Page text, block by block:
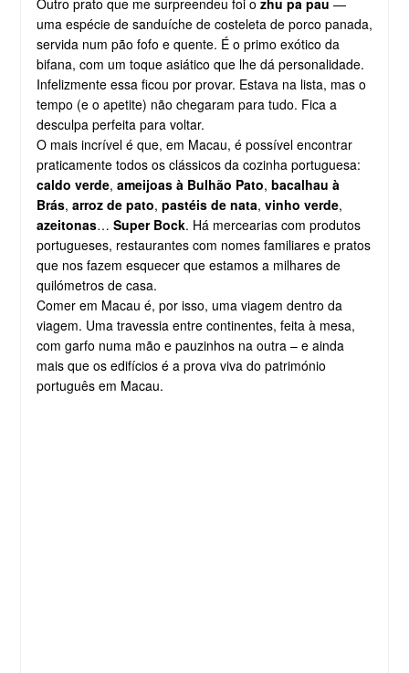
Outro prato que me surpreendeu foi o zhu pa pau —
uma espécie de sanduíche de costeleta de porco panada,
servida num pão fofo e quente. É o primo exótico da
bifana, com um toque asiático que lhe dá personalidade.
Infelizmente essa ficou por provar. Estava na lista, mas o
tempo (e o apetite) não chegaram para tudo. Fica a
desculpa perfeita para voltar.
O mais incrível é que, em Macau, é possível encontrar
praticamente todos os clássicos da cozinha portuguesa:
caldo verde, ameijoas à Bulhão Pato, bacalhau à
Brás, arroz de pato, pastéis de nata, vinho verde,
azeitonas… Super Bock. Há mercearias com produtos
portugueses, restaurantes com nomes familiares e pratos
que nos fazem esquecer que estamos a milhares de
quilómetros de casa.
Comer em Macau é, por isso, uma viagem dentro da
viagem. Uma travessia entre continentes, feita à mesa,
com garfo numa mão e pauzinhos na outra – e ainda
mais que os edifícios é a prova viva do património
português em Macau.